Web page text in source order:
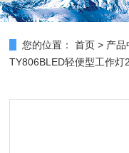
您的位置： 首页 > 产品
TY806BLED轻便型工作灯